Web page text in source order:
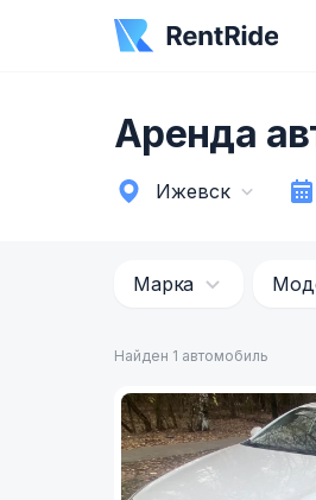
Аренда
Ижевск
Марка
Найден 1 автомобиль